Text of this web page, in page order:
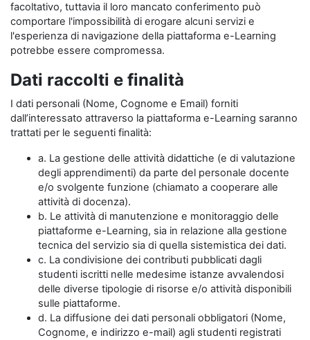
facoltativo, tuttavia il loro mancato conferimento può
comportare l'impossibilità di erogare alcuni servizi e
l'esperienza di navigazione della piattaforma e-Learning
potrebbe essere compromessa.
Dati raccolti e finalità
I dati personali (Nome, Cognome e Email) forniti
dall’interessato attraverso la piattaforma e-Learning saranno
trattati per le seguenti finalità:
a. La gestione delle attività didattiche (e di valutazione
degli apprendimenti) da parte del personale docente
e/o svolgente funzione (chiamato a cooperare alle
attività di docenza).
b. Le attività di manutenzione e monitoraggio delle
piattaforme e-Learning, sia in relazione alla gestione
tecnica del servizio sia di quella sistemistica dei dati.
c. La condivisione dei contributi pubblicati dagli
studenti iscritti nelle medesime istanze avvalendosi
delle diverse tipologie di risorse e/o attività disponibili
sulle piattaforme.
d. La diffusione dei dati personali obbligatori (Nome,
Cognome, e indirizzo e-mail) agli studenti registrati